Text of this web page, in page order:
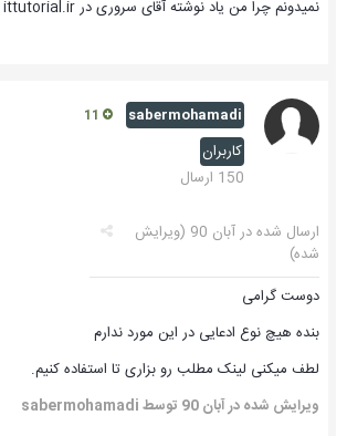
نمیدونم چرا من یاد نوشته آقای سروری در ittutorial.ir انداخت...
sabermohamadi
کاربران
150 ارسال
ارسال شده درآبان 90
(ویرایش
شده)
دوست گرامی
بنده هیچ نوع ادعایی در این مورد ندارم
لطف میکنی لینک مطلب رو بزاری تا استفاده کنیم.
ویرایش شده درآبان 90 توسط sabermohamadi